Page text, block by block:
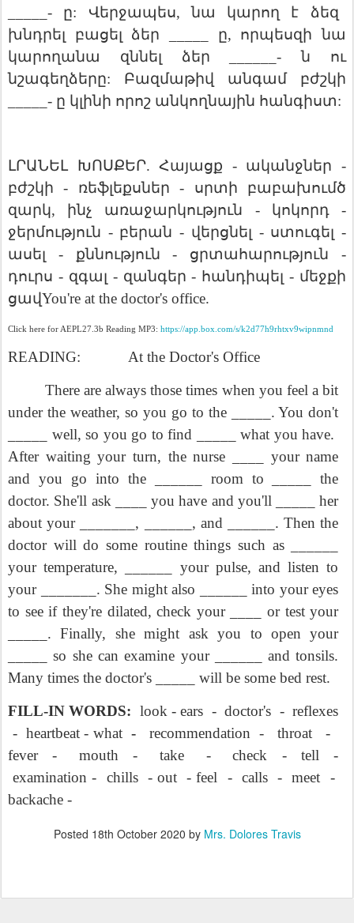
_____- ը: Վերջապես,նա կարող է
ձեզ
խնդրել բացել ձեր ը, որպեսզի նա
կարողանա
զննել ձեր ______-ն
ու
նշագեղձերը: Բազմաթիվ անգամ բժշկի
_____- ը կլինի որոշ անկողնային հանգիստ:
ԼՐԱՆԵԼ ԽՈՍՔԵՐ.Հայացք - ականջներ -
բժշկի - ռեֆլեքսներ - սրտի բաբախումծ
զարկ, ինչ առաջարկություն - կոկորդ-
ջերմություն - բերան - վերցնել - ստուգել -
ասել - քննություն - ցրտահարություն -
դուրս - զգալ - զանգեր - հանդիպել - մեջքի
ցավYou're at the doctor's office.
Click here for AEPL27.3b Reading MP3: https://app.box.com/s/k2d77h9rhtxv9wipnmnd
READING:
At the Doctor's Office
There are always those times when you feel a bit
under the weather, so you go to the _____. You don't
_____ well, so you go to find _____ what you have.
After waiting your turn, the nurse ____ your name
and you go into the ______ room to _____ the
doctor. She'll ask ____ you have and you'll _____ her
about your _______, ______, and ______. Then the
doctor will do some routine things such as ______
your temperature, ______ your pulse, and listen to
your _______. She might also ______ into your eyes
to see if they're dilated, check your ____ or test your
_____. Finally, she might ask you to open your
_____ so she can examine your ______ and tonsils.
Many times the doctor's _____ will be some bed rest.
FILL-IN WORDS: look - ears - doctor's - reflexes
- heartbeat - what - recommendation - throat
-
fever
- mouth - take - check - tell
-
examination -
chills - out - feel - calls - meet
-
backache -
Posted 18th October 2020 by Mrs. Dolores Travis